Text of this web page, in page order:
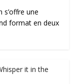
s’offre une
format en deux
it in the